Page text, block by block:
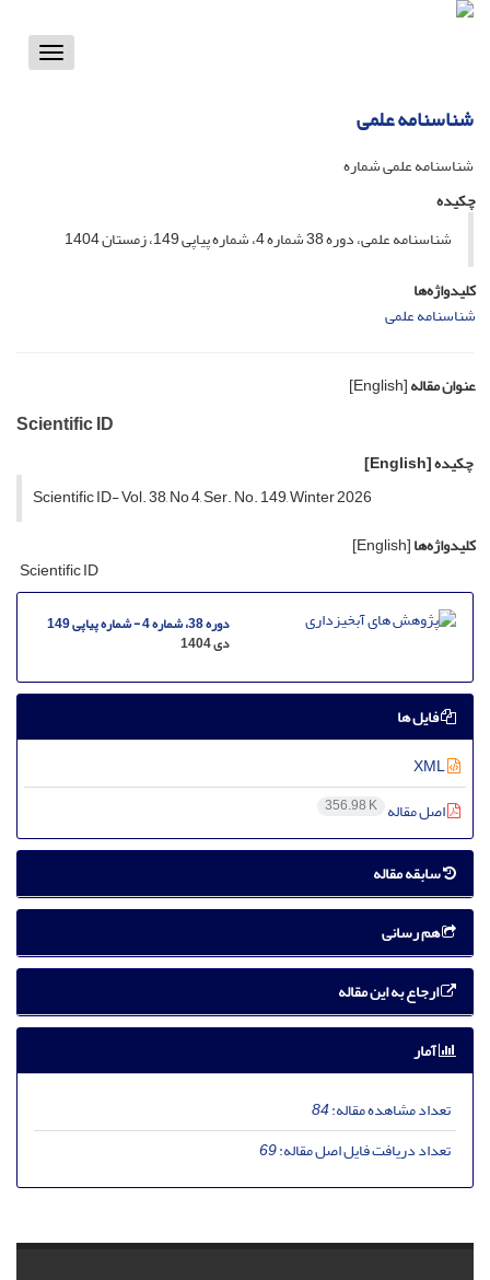
Toggle
شناسنامه علمی
شناسنامه علمی شماره
چکیده
شناسنامه علمی، دوره 38 شماره 4، شماره پیاپی 149، زمستان 1404
کلیدواژه‌ها
شناسنامه علمی
عنوان مقاله[English]
Scientific ID
چکیده[English]
Scientific ID- Vol. 38, No 4, Ser. No. 149, Winter 2026
کلیدواژه‌ها[English]
Scientific ID
دوره 38، شماره 4 - شماره پیاپی 149
دی 1404
فایل ها
اصل مقاله 356.98 K
سابقه مقاله
هم رسانی
ارجاع به این مقاله
آمار
تعداد مشاهده مقاله:84
تعداد دریافت فایل اصل مقاله:69